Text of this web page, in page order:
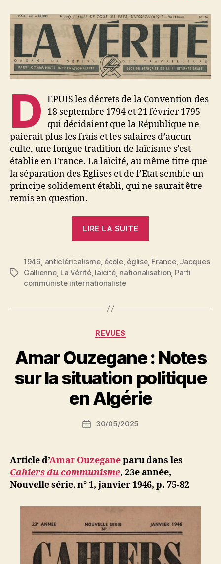
D EPUIS les décrets de la Convention des
18 septembre 1794 et 21 février 1795
qui décidaient que la République ne
paierait plus les frais et les salaires d’aucun
culte, une longue tradition de laïcisme s’est
établie en France. La laïcité, au même titre que
la séparation des Eglises et de l’Etat semble un
principe solidement établi, qui ne saurait être
remis en question.
LIRE LA SUITE
La
laïcité
Étiquettes
1946 anticléricalisme, école, église, France, Jacques
Gallienne, La Vérité, laïcité, nationalisation Parti
communiste internationaliste
Catégories
REVUES
Amar Ouzegane : Notes
sur la situation politique
en Algérie
Auteur
de
a
S
N
ji
b
Date30/05/2025
Article d’Amar Ouzeganeparu dans les
Cahiers du communisme, 23e année,
Nouvelle série, n° 1, janvier 1946, p. 75-82